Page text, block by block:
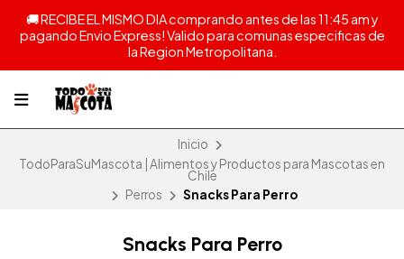
🚚 RECIBE EL MISMO DIA comprando antes de las 11:45 am y
pagando Envio Express! Valido para comunas especificas de
la Region Metropolitana.
Inicio
TodoParaSuMascota | Alimentos y Productos para Mascotas en
Chile
Perros
Snacks Para Perro
Snacks Para Perro